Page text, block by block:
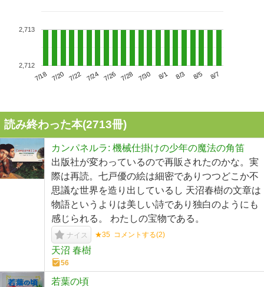
7/18 7/20 7/22 7/24 7/26 7/28 7/30 8/1 8/3 8/5 8/7
2,712
2,713
読み終わった本(2713冊)
カンパネルラ: 機械仕掛けの少年の魔法の角笛
出版社が変わっているので再販されたのかな。実
際は再読。七戸優の絵は細密でありつつどこか不
思議な世界を造り出しているし 天沼春樹の文章は
物語というよりは美しい詩であり独白のようにも
感じられる。 わたしの宝物である。
ナイス ★35 コメントする(2)
天沼 春樹
56
若葉の頃